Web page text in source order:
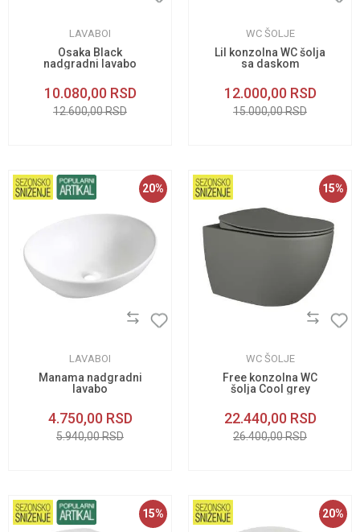
LAVABOI
Osaka Black
nadgradni lavabo
10.080,00 RSD
12.600,00RSD
WC ŠOLJE
Lil konzolna WC šolja
sa daskom
12.000,00 RSD
15.000,00RSD
20%
LAVABOI
Manama nadgradni
lavabo
4.750,00 RSD
5.940,00RSD
15%
WC ŠOLJE
Free konzolna WC
šolja Cool grey
22.440,00 RSD
26.400,00RSD
15% 20%